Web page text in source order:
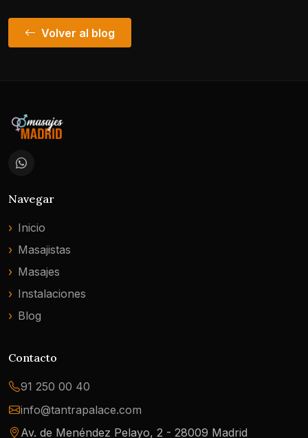
Volver al blog
Navegar
Inicio
Masajistas
Masajes
Instalaciones
Blog
Contacto
91 250 00 40
info@tantrapalace.com
Av. de Menéndez Pelayo, 2 - 28009 Madrid